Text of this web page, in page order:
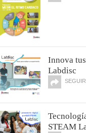
Innova
Labdisc
STEAM